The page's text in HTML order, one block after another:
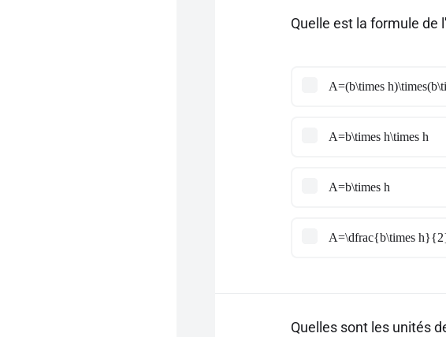
Quelle est la formule de
A=(b\times
A=b\times h\times h
A=b\times h
A=\dfrac{b\times
Quelles sont les unités